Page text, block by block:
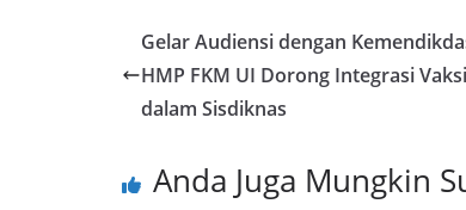
Gelar Audiensi dengan
HMP FKM UI Dorong Integrasi
dalam Sisdiknas
Anda Juga Mungkin